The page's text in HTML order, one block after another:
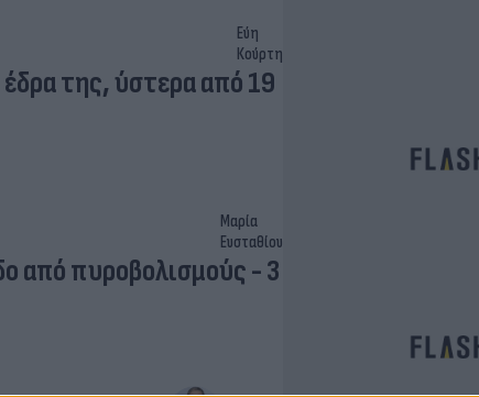
Εύη
Κούρτη
της, ύστερα από 19
Μαρία
Ευσταθίου
από πυροβολισμούς - 3